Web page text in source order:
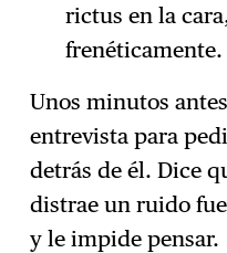
rictus en la
frenéticamente.
Unos minutos
entrevista para
detrás de él. Dice
distrae un ruido
y le impide pensar.